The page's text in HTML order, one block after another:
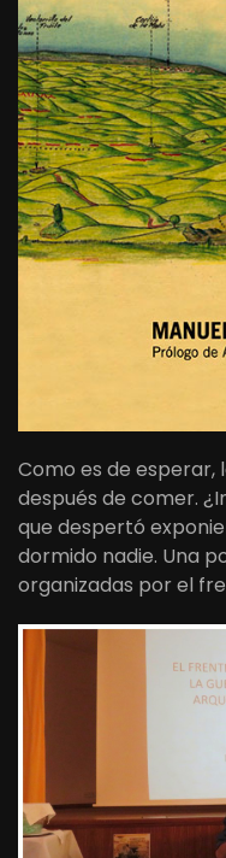
Como es de esperar,
después de comer.
que despertó
dormido nadie. Una
organizadas por el